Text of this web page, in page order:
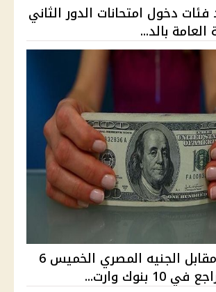
فئات دخول امتحانات الدور الثاني
سعر الدولار مقابل الجنيه المصري الخميس 6
وارت...